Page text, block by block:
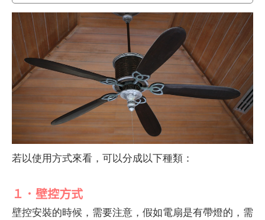
若以使用方式來看，可以分成以下種類：
１．壁控方式
壁控安裝的時候，需要注意，假如電扇是有帶燈的，需